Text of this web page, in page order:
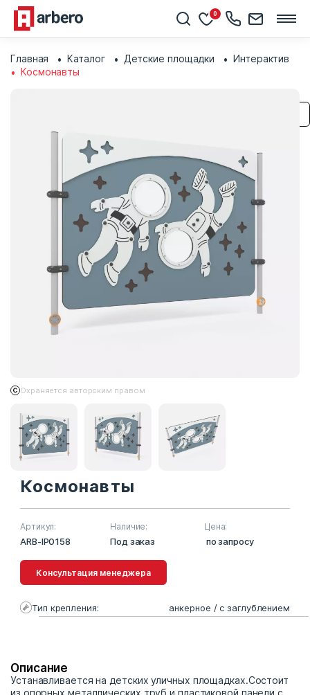
0
Главная Каталог Детские площадки
Интерактив
Космонавты
Охраняется авторским правом
Космонавты
Артикул:
ARB-IP0158
Наличие:
Под заказ
Цена:
по запросу
Консультация менеджера
Тип крепления: анкерное / с заглублением
Описание
Устанавливается на детских уличных площадках.Состоит
из опорных металлических труб и пластиковой панели с